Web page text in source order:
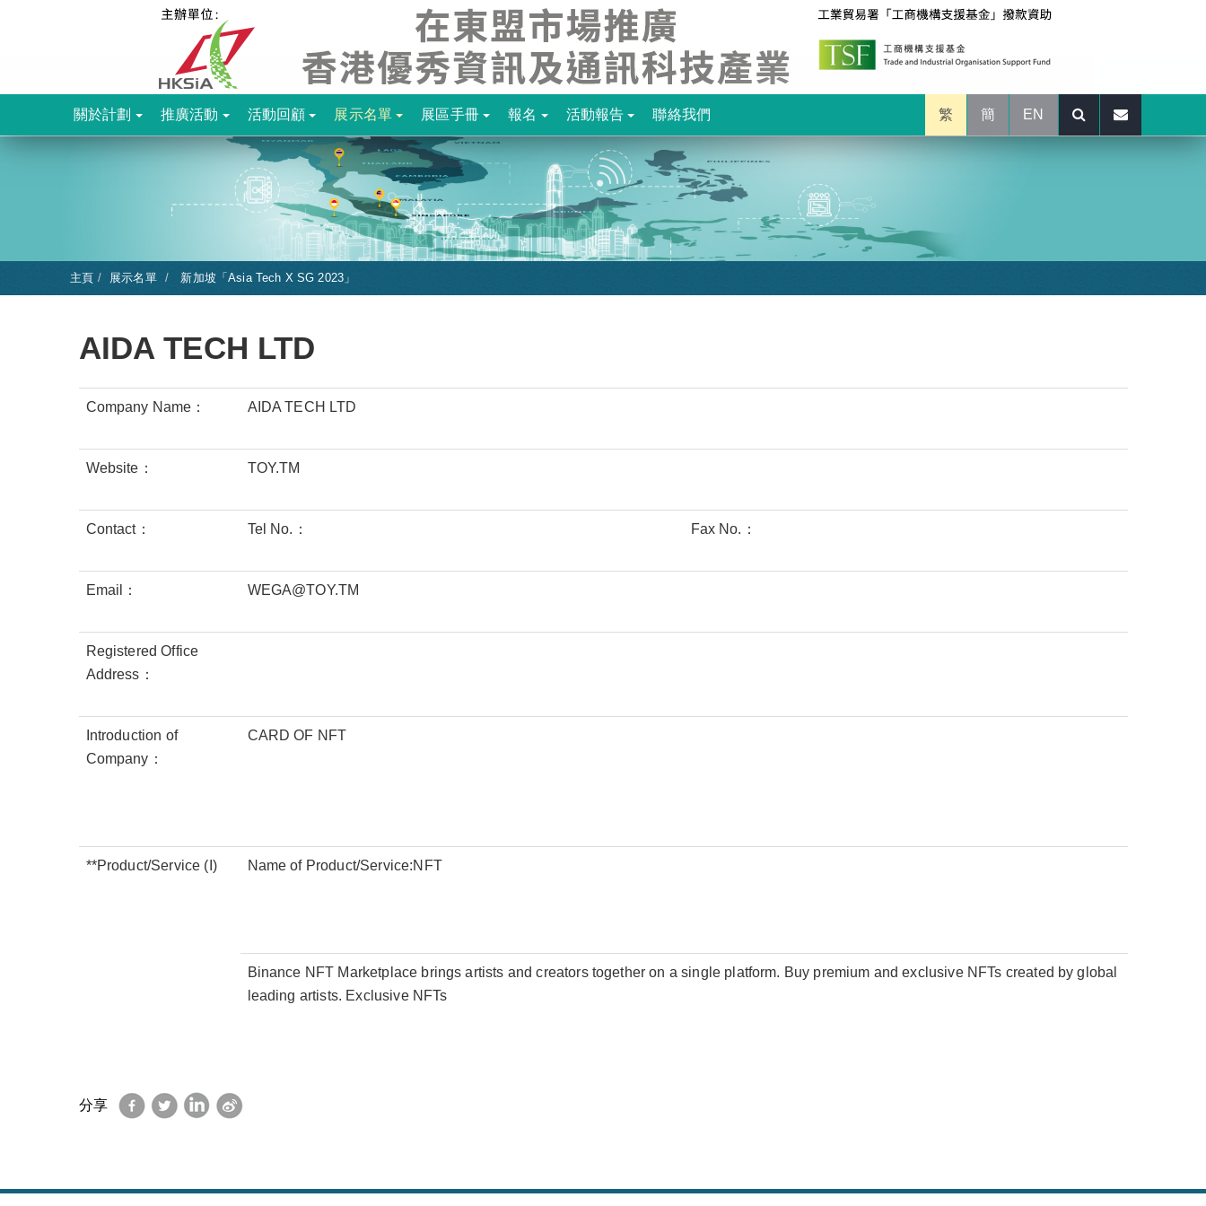
繁 簡 EN
關於計劃 推廣活動 活動回顧 展示名單 展區手冊 報名 活動報告 聯絡我們
主頁 展示名單 新加坡「Asia Tech X SG 2023」
AIDA TECH LTD
Company Name： AIDA TECH LTD
Website： TOY.TM
Contact： Tel No.： Fax No.：
Email： WEGA@TOY.TM
Registered Office
Address：
Introduction of
Company：
CARD OF NFT
**Product/Service (I) Name of Product/Service:NFT
Binance NFT Marketplace brings artists and creators together on a single platform. Buy premium and exclusive NFTs created by global
leading artists. Exclusive NFTs
分享 Facebook
TwitterLinkedIn